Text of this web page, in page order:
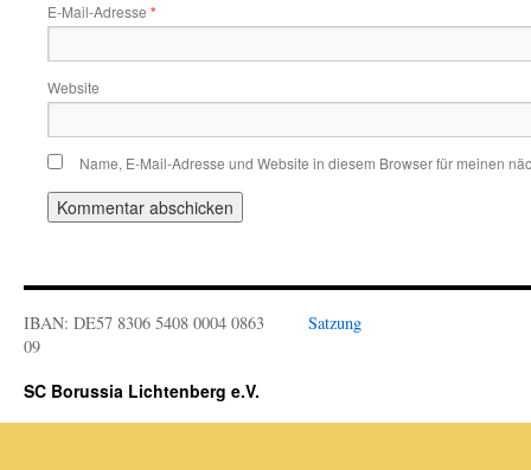
E-Mail-Adresse *
Website
Name, E-Mail-Adresse und Website in diesem Browser für meinen
IBAN: DE57 8306 5408 0004 0863
09
Satzung
SC Borussia Lichtenberg e.V.